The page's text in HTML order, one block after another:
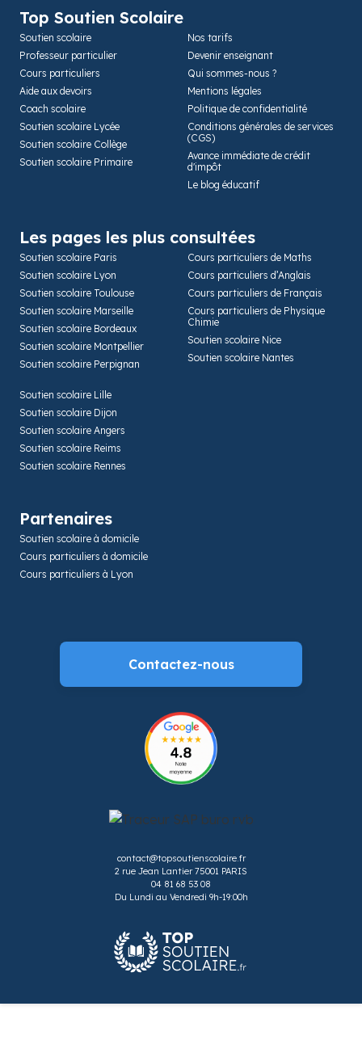
Top Soutien Scolaire
Soutien scolaire
Professeur particulier
Cours particuliers
Aide aux devoirs
Coach scolaire
Soutien scolaire Lycée
Soutien scolaire Collège
Soutien scolaire Primaire
Nos tarifs
Devenir enseignant
Qui sommes-nous ?
Mentions légales
Politique de confidentialité
Conditions générales de services
(CGS)
Avance immédiate de crédit
d'impôt
Le blog éducatif
Les pages les plus consultées
Soutien scolaire Paris
Soutien scolaire Lyon
Soutien scolaire Toulouse
Soutien scolaire Marseille
Soutien scolaire Bordeaux
Soutien scolaire Montpellier
Soutien scolaire Perpignan
Cours particuliers de Maths
Cours particuliers d’Anglais
Cours particuliers de Français
Cours particuliers de Physique
Chimie
Soutien scolaire Nice
Soutien scolaire Nantes
Soutien scolaire Lille
Soutien scolaire Dijon
Soutien scolaire Angers
Soutien scolaire Reims
Soutien scolaire Rennes
Partenaires
Soutien scolaire à domicile
Cours particuliers à domicile
Cours particuliers à Lyon
contact@topsoutienscolaire.fr
2 rue Jean Lantier 75001 PARIS
04 81 68 53 08
Du Lundi au Vendredi 9h-19:00h
Contactez-nous